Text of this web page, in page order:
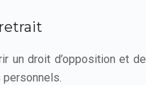
un droit d’opposition et de